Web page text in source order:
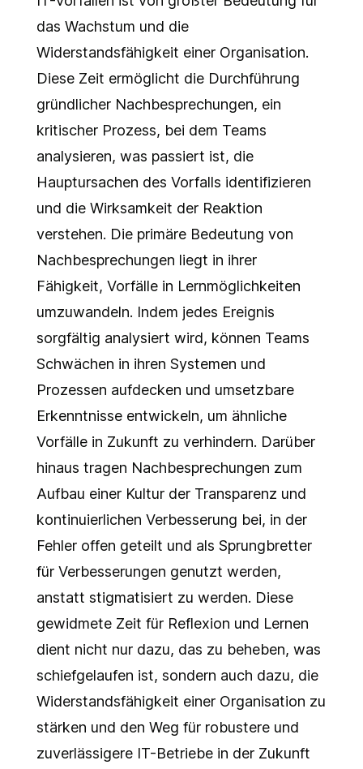
das Wachstum und die
Widerstandsfähigkeit einer Organisation.
Diese Zeit ermöglicht die Durchführung
gründlicher Nachbesprechungen, ein
kritischer Prozess, bei dem Teams
analysieren, was passiert ist, die
Hauptursachen des Vorfalls identifizieren
und die Wirksamkeit der Reaktion
verstehen. Die primäre Bedeutung von
Nachbesprechungen liegt in ihrer
Fähigkeit, Vorfälle in Lernmöglichkeiten
umzuwandeln. Indem jedes Ereignis
sorgfältig analysiert wird, können Teams
Schwächen in ihren Systemen und
Prozessen aufdecken und umsetzbare
Erkenntnisse entwickeln, um ähnliche
Vorfälle in Zukunft zu verhindern. Darüber
hinaus tragen Nachbesprechungen zum
Aufbau einer Kultur der Transparenz und
kontinuierlichen Verbesserung bei, in der
Fehler offen geteilt und als Sprungbretter
für Verbesserungen genutzt werden,
anstatt stigmatisiert zu werden. Diese
gewidmete Zeit für Reflexion und Lernen
dient nicht nur dazu, das zu beheben, was
schiefgelaufen ist, sondern auch dazu, die
Widerstandsfähigkeit einer Organisation zu
stärken und den Weg für robustere und
zuverlässigere IT-Betriebe in der Zukunft